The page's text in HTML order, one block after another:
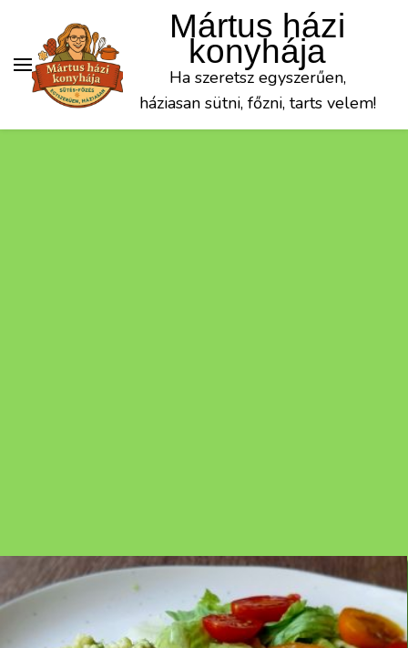
Mártus házi
konyhája
Ha szeretsz egyszerűen,
háziasan sütni, főzni, tarts velem!